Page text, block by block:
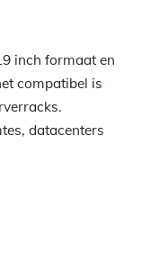
inch formaat en
compatibel is
datacenters